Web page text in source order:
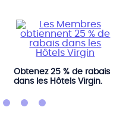
Obtenez 25 % de rabais
dans les Hôtels Virgin.